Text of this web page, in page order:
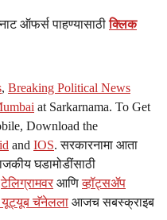
ऑफर्स पाहण्यासाठीक्लिक
, Breaking Political News
at Sarkarnama. To Get
Download the
and IOS. सरकारनामा आता
घडामोडींसाठी
टेलिग्रामवर आणिव्हॉट्सॲप
यूट्यूब चॅनेलला आजच सबस्क्राइब